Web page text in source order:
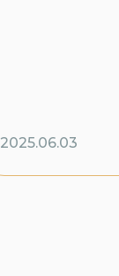
2025.06.03